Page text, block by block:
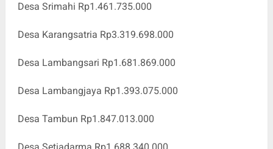
Desa Srimahi Rp1.461.735.000
Desa Karangsatria Rp3.319.698.000
Desa Lambangsari Rp1.681.869.000
Desa Lambangjaya Rp1.393.075.000
Desa Tambun Rp1.847.013.000